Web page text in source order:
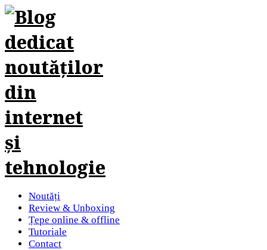
Noutăți
Review & Unboxing
Țepe online & offline
Tutoriale
Contact